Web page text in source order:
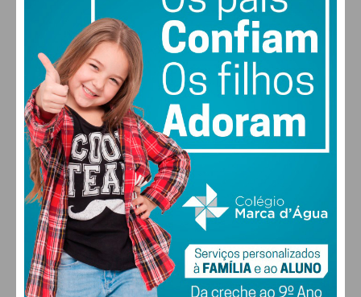
atribuição da realização das festividades – que
corrigimos para a inteira responsabilidade da
Comissão de Festas do Corpo de Deus – e uma
conotação política, demonstra apenas uma
avaliação errada da nossa ação ou intenção e só
responsabiliza quem o fez.
Subscreva a newsletter do
Imediato
Assine nossa newsletter por e-mail e
obtenha de forma regular a informação
FARMACIAS DE SERVIÇO EM PAÇOS DE
FERREIRA